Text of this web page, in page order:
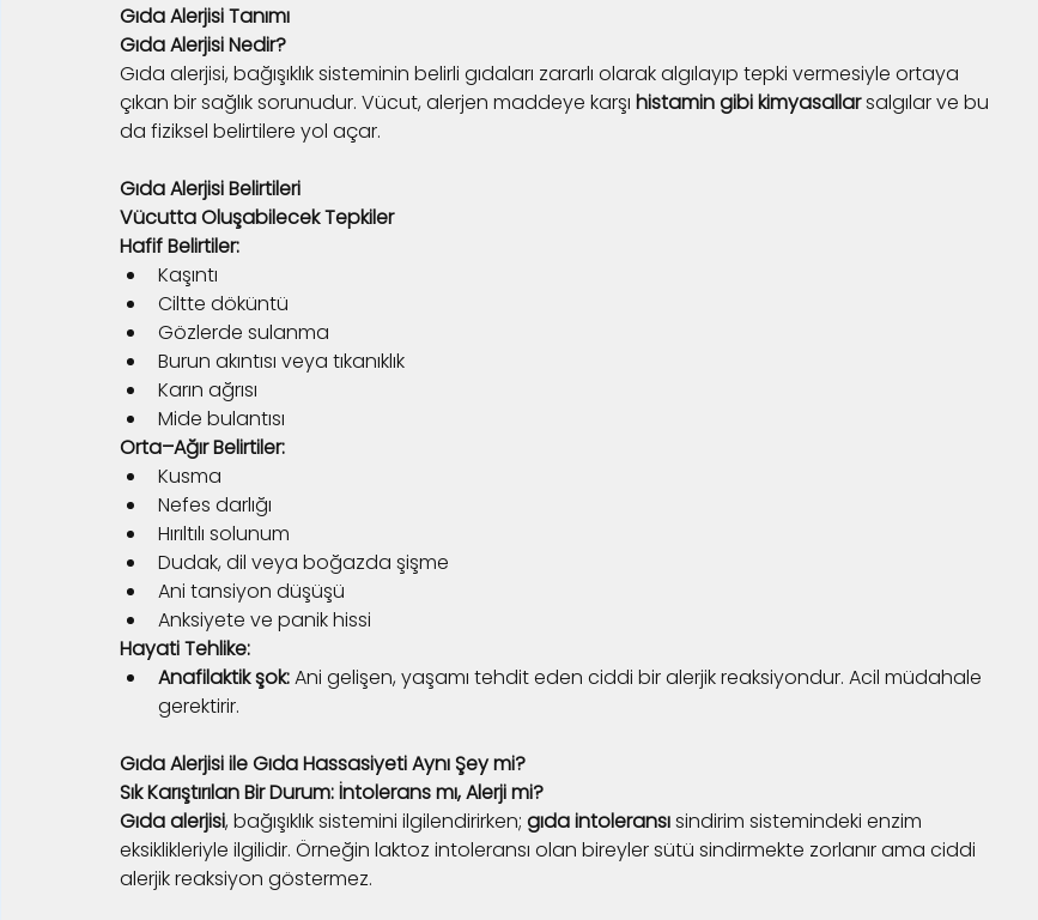
Gıda Alerjisi Tanımı
Gıda Alerjisi Nedir?
Gıda alerjisi, bağışıklık sisteminin belirli gıdaları zararlı olarak algılayıp tepki vermesiyle ortaya
çıkan bir sağlık sorunudur. Vücut, alerjen maddeye karşı histamin gibi kimyasallar salgılar ve bu
da fiziksel belirtilere yol açar.
Gıda Alerjisi Belirtileri
Vücutta Oluşabilecek Tepkiler
Hafif Belirtiler:
Kaşıntı
Ciltte döküntü
Gözlerde sulanma
Burun akıntısı veya tıkanıklık
Karın ağrısı
Mide bulantısı
Orta–Ağır Belirtiler:
Kusma
Nefes darlığı
Hırıltılı solunum
Dudak, dil veya boğazda şişme
Ani tansiyon düşüşü
Anksiyete ve panik hissi
Hayati Tehlike:
Anafilaktik şok: Ani gelişen, yaşamı tehdit eden ciddi bir alerjik reaksiyondur. Acil müdahale
gerektirir.
Gıda Alerjisi ile Gıda Hassasiyeti Aynı Şey mi?
Sık Karıştırılan Bir Durum: İntolerans mı, Alerji mi?
Gıda alerjisi, bağışıklık sistemini ilgilendirirken; gıda intoleransı sindirim sistemindeki enzim
eksiklikleriyle ilgilidir. Örneğin laktoz intoleransı olan bireyler sütü sindirmekte zorlanır ama ciddi
alerjik reaksiyon göstermez.